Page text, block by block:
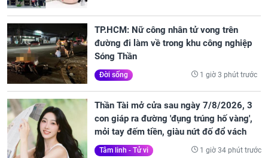
TP.HCM: Nữ công nhân tử vong trên
đường đi làm về trong khu công nghiệp
Sóng Thần
Đời sống 1 giờ 3 phút trước
Thần Tài mở cửa sau ngày 7/8/2026, 3
con giáp ra đường 'đụng trúng hố vàng',
mỏi tay đếm tiền, giàu nứt đố đổ vách
Tâm linh - Tử vi 1 giờ 34 phút trước